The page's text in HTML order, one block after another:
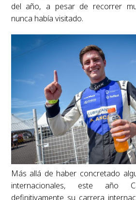
del año, a pesar de recorrer
nunca había visitado.
Más allá de haber concretado
internacionales, este año
definitivamente su carrera